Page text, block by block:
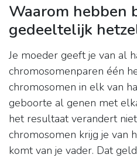
Waarom hebben
gedeeltelijk
Je moeder geeft je van al
chromosomenparen één
chromosomen in elk van
geboorte al genen met
het resultaat verandert
chromosomen krijg je van
komt van je vader. Dat